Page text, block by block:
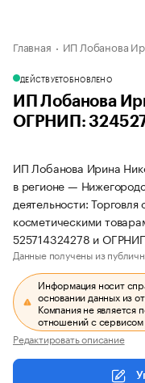
Главная ИП Лобанова
ДЕЙСТВУЕТОБНОВЛЕНО
ИП Лобанова
ОГРНИП:
ИП Лобанова Ирина
в регионе —
деятельности:
косметическими
525714324278 и
Данные получены из
Информация носит
основании данных из
Компания не является
отношений с сервисом
Редактировать описание